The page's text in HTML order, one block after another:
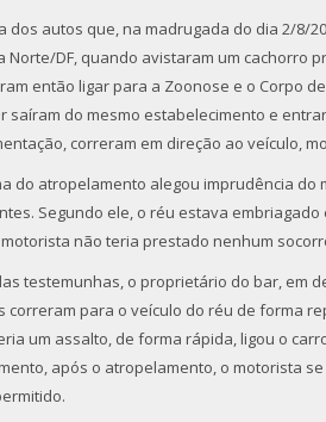
dos autos que, na madrugada do dia 2/8/
Norte/DF, quando avistaram um cachorro
então ligar para a Zoonose e o Corpo
saíram do mesmo estabelecimento e
correram em direção ao veículo,
do atropelamento alegou imprudência
Segundo ele, o réu estava
não teria prestado nenhum
testemunhas, o proprietário do bar, em
correram para o veículo do réu de forma
um assalto, de forma rápida, ligou o
após o atropelamento, o motorista